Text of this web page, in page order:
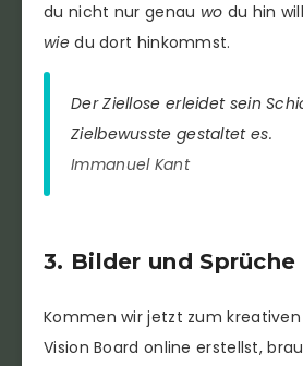
du nicht nur genau wo du hin
wiedu dort hinkommst.
Der Ziellose erleidet sein
Zielbewusste gestaltet es.
Immanuel Kant
3. Bilder und
Kommen wir jetzt zum kreativen
Vision Board online erstellst,